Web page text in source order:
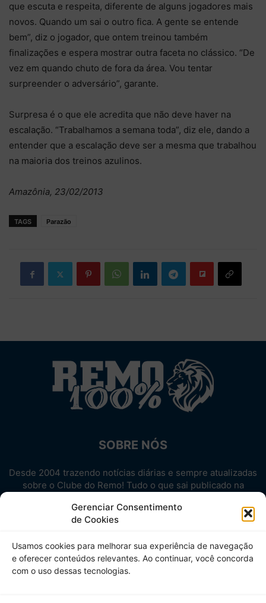
Gerenciar Consentimento
de Cookies
Usamos cookies para melhorar sua experiência de navegação
e oferecer conteúdos relevantes. Ao continuar, você concorda
com o uso dessas tecnologias.
que escuta e respeita, diferente de alguns jogadores mais
novos. Quando um sai o outro fica. A gente se entende
bem”, diz o jogador, que ontem treinou também
finalizações e espera mostrar outra faceta no clássico. “De
vez em quando chuto de fora da área. Vou tentar
surpreender o adversário”, garante.
Surpresa é o que ele acredita que não deve haver na
escalação. “Trabalhamos a semana toda”, diz ele, dando a
entender que a escalação deve ser a mesma que trabalhou
na maioria dos treinos azulinos.
Amazônia, 23/02/2013
TAGS Parazão
SOBRE NÓS
Desde 2004 trazendo notícias diárias e sempre atualizadas
sobre o Clube do Remo! Tudo o que sai publicado na
Aproveite! Site não-oficial.
SIGA-NOS